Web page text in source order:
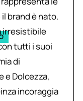
brand è nato.
irresistibile
tutti i suoi
di
e Dolcezza,
incoraggia